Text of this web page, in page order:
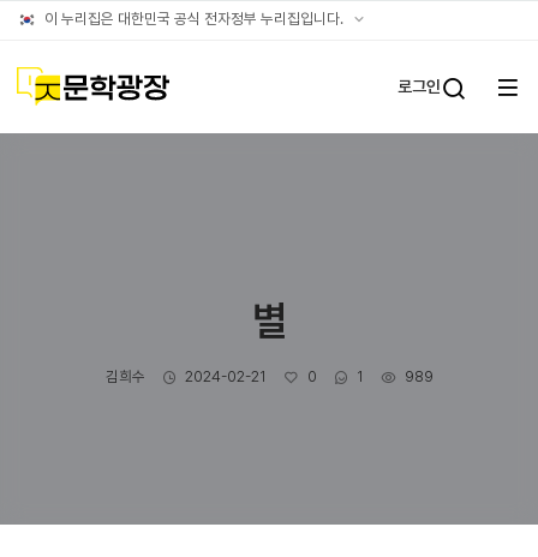
이 누리집은 대한민국 공식 전자정부 누리집입니다. 공식
문학광장 로그인
전체
별
작성자
김희수 작성일
2024-02-21 좋아요
0 댓글수
1 조회수
989